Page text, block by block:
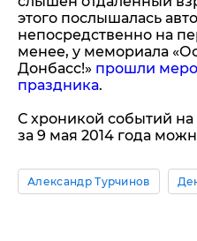
этого послышалась
непосредственно на
менее, у мемориала
Донбасс!» прошли
праздника.
С хроникой событий
за 9 мая 2014 года
Александр Турчинов